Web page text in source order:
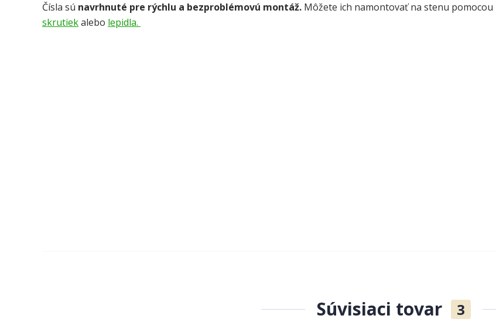
Čísla sú navrhnuté pre rýchlu a bezproblémovú montáž. Môžete ich namontovať na stenu pomocou
skrutiekalebo lepidla.
Súvisiaci tovar 3